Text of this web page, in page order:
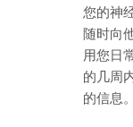
您的神
随时向
用您日
的几周
的信息。